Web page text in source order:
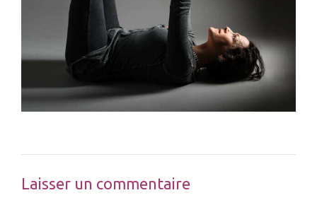
Laisser un commentaire